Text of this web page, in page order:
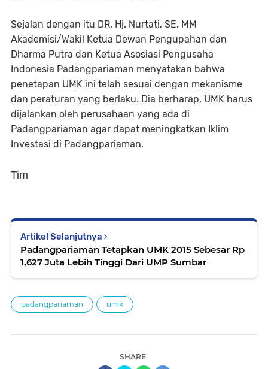
Sejalan dengan itu DR. Hj. Nurtati, SE, MM
Akademisi/Wakil Ketua Dewan Pengupahan dan
Dharma Putra dan Ketua Asosiasi Pengusaha
Indonesia Padangpariaman menyatakan bahwa
penetapan UMK ini telah sesuai dengan mekanisme
dan peraturan yang berlaku. Dia berharap, UMK harus
dijalankan oleh perusahaan yang ada di
Padangpariaman agar dapat meningkatkan Iklim
Investasi di Padangpariaman.
Tim
Artikel Selanjutnya
Padangpariaman Tetapkan UMK 2015 Sebesar Rp
1,627 Juta Lebih Tinggi Dari UMP Sumbar
padangpariaman umk
SHARE